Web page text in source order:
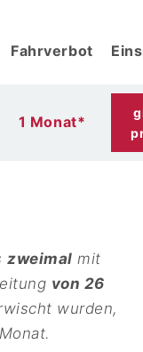
Fahrverbot
1 Monat*
zweimal mit
von 26
wurden,